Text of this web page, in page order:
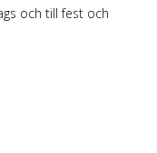
och till fest och